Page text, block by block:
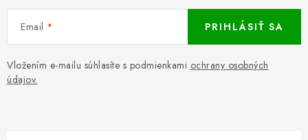
Email
Vložením e-mailu súhlasíte s podmienkami ochrany osobných
údajov.
PRIHLÁSIŤ SA